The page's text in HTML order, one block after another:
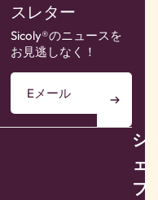
スレター
Sicoly®のニュースを
お見逃しなく！
シ
ェ
フ